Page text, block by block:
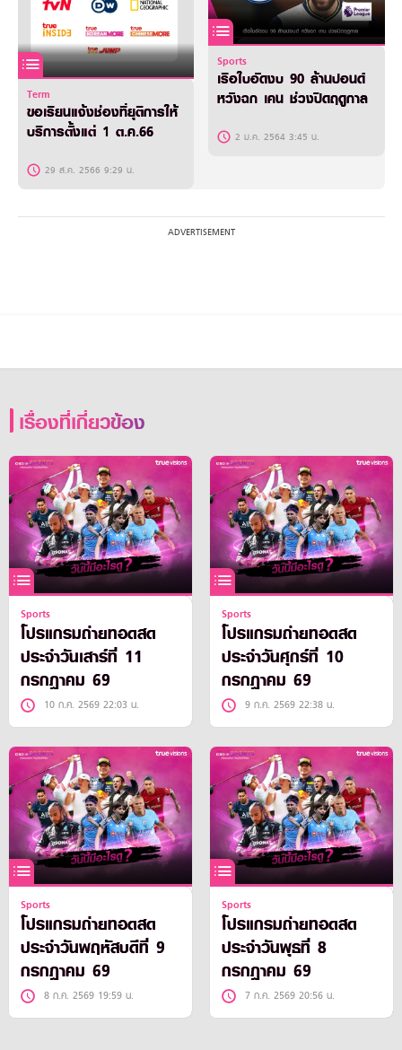
Term
ขอเรียนแจ้งช่องที่ยุติการให้
บริการตั้งแต่ 1 ต.ค.66
29 ส.ค. 2566 9:29 น.
Sports
เรือใบอัดงบ 90 ล้านปอนด์
หวังฉก เคน ช่วงปิดฤดูกาล
2 ม.ค. 2564 3:45 น.
เรื่องที่เกี่ยวข้อง
Sports
โปรแกรมถ่ายทอดสด
ประจำวันเสาร์ที่ 11
กรกฎาคม 69
10 ก.ค. 2569 22:03 น.
Sports
โปรแกรมถ่ายทอดสด
ประจำวันศุกร์ที่ 10
กรกฎาคม 69
9 ก.ค. 2569 22:38 น.
Sports
โปรแกรมถ่ายทอดสด
ประจำวันพฤหัสบดีที่ 9
กรกฎาคม 69
8 ก.ค. 2569 19:59 น.
Sports
โปรแกรมถ่ายทอดสด
ประจำวันพุธที่ 8
กรกฎาคม 69
7 ก.ค. 2569 20:56 น.